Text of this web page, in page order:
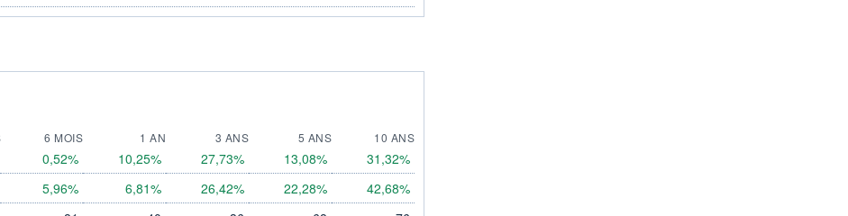
6 MOIS 1 AN 3 ANS 5 ANS
10 ANS
0,52% 10,25% 27,73% 13,08% 31,32%
5,96% 6,81% 26,42% 22,28% 42,68%